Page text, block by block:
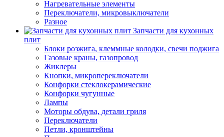
Нагревательные элементы
Переключатели, микровыключатели
Разное
Запчасти для кухонных
плит
Блоки розжига, клеммные колодки, свечи поджига
Газовые краны, газопровод
Жиклеры
Кнопки, микропереключатели
Конфорки стеклокерамические
Конфорки чугунные
Лампы
Моторы обдува, детали гриля
Переключатели
Петли, кронштейны